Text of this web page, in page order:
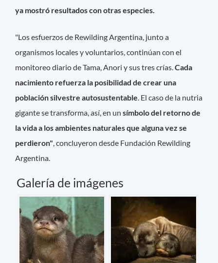
ya mostró resultados con otras especies.
"Los esfuerzos de Rewilding Argentina, junto a
organismos locales y voluntarios, continúan con el
monitoreo diario de Tama, Anori y sus tres crías.Cada
nacimiento refuerza la posibilidad de crear una
población silvestre autosustentable. El caso de la nutria
gigante se transforma, así, en un símbolo del retorno de
la vida a los ambientes naturales que alguna vez se
perdieron", concluyeron desde Fundación Rewilding
Argentina.
Galería de imágenes